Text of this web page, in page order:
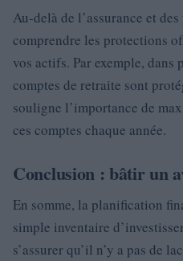
Au-delà de l’assurance et
comprendre les protections
vos actifs. Par exemple, dans
comptes de retraite sont
souligne l’importance de
ces comptes chaque année.
Conclusion : bâtir un
En somme, la planification
simple inventaire
s’assurer qu’il n’y a pas de